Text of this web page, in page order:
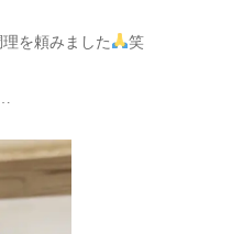
を頼みました 笑